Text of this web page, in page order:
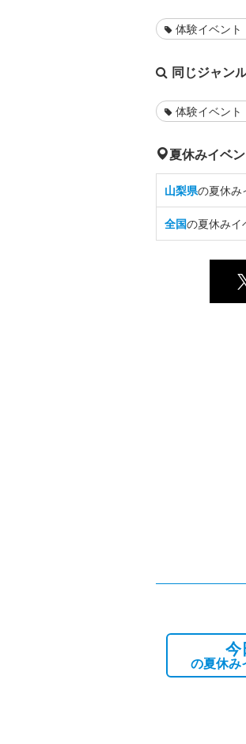
体験イベント
同じジャン
体験イベント
夏休みイベ
山梨県の夏休み
全国の夏休みイ
今
の夏休み